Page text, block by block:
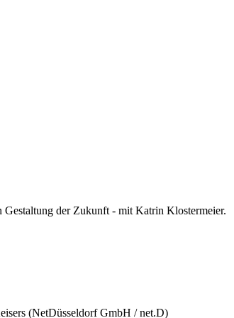
Gestaltung der Zukunft - mit Katrin Klostermeier.
(NetDüsseldorf GmbH / net.D)